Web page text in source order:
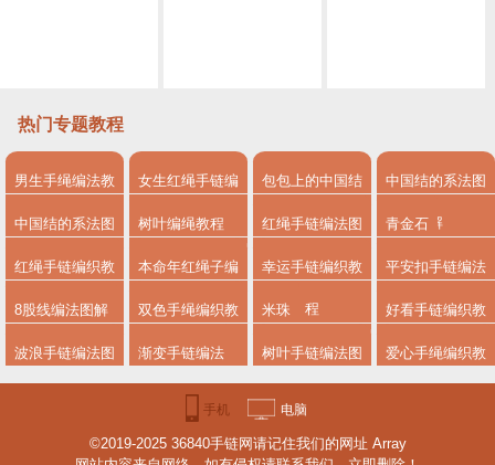
方形八股辫编法图解
热门专题教程
男生手绳编法教
程
女生红绳手链编
法
包包上的中国结
系法图解
中国结的系法图
解
中国结的系法图
解，分享简单易
学的编绳入门制
作教程
树叶编绳教程 红绳手链编法图
解
青金石
红绳手链编织教
程
本命年红绳子编
法
幸运手链编织教
程
平安扣手链编法
8股线编法图解 双色手绳编织教
程
米珠 好看手链编织教
程图解
波浪手链编法图 渐变手链编法 树叶手链编法图 爱心手绳编织教
手机
版
电脑
版
©2019-2025 36840手链网请记住我们的网址 Array